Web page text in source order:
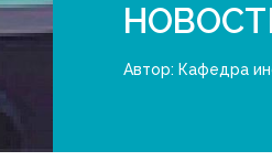
Автор: Кафедра